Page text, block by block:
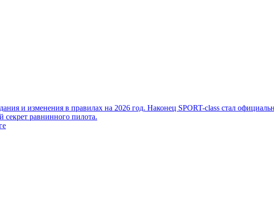
и изменения в правилах на 2026 год. Наконец SPORT-class стал
равнинного пилота.